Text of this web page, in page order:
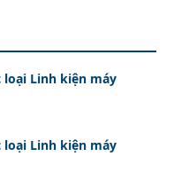
Linh kiện máy
Linh kiện máy